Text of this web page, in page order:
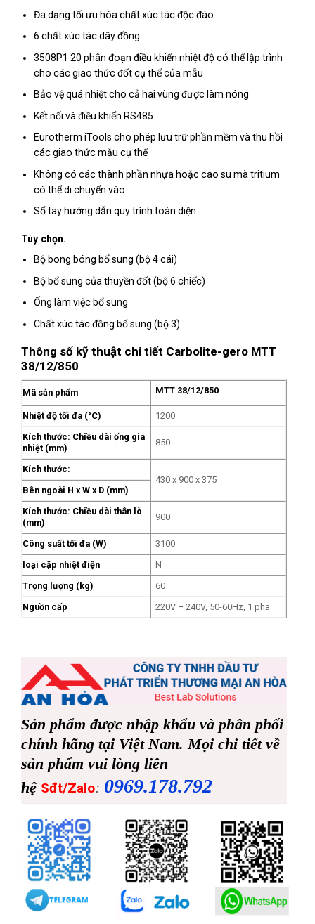
Đa dạng tối ưu hóa chất xúc tác độc đáo
6 chất xúc tác dây đồng
3508P1 20 phân đoạn điều khiển nhiệt độ có thể lập trình
cho các giao thức đốt cụ thể của mẫu
Bảo vệ quá nhiệt cho cả hai vùng được làm nóng
Kết nối và điều khiển RS485
Eurotherm iTools cho phép lưu trữ phần mềm và thu hồi
các giao thức mẫu cụ thể
Không có các thành phần nhựa hoặc cao su mà tritium
có thể di chuyển vào
Sổ tay hướng dẫn quy trình toàn diện
Tùy chọn.
Bộ bong bóng bổ sung (bộ 4 cái)
Bộ bổ sung của thuyền đốt (bộ 6 chiếc)
Ống làm việc bổ sung
Chất xúc tác đồng bổ sung (bộ 3)
Thông số kỹ thuật chi tiết Carbolite-gero MTT
38/12/850
Mã sản phẩm MTT 38/12/850
Nhiệt độ tối đa (°C)
1200
Kích thước: Chiều dài ống gia
nhiệt (mm)
850
Kích thước:
430 x 900 x 375
Bên ngoài H x W x D (mm)
Kích thước: Chiều dài thân lò
(mm)
900
Công suất tối đa (W)
3100
loại cặp nhiệt điện
N
Trọng lượng (kg)
60
Nguồn cấp
220V – 240V, 50-60Hz, 1 pha
Sản phẩm được nhập khẩu và phân phối
chính hãng tại Việt Nam. Mọi chi tiết về
sản phẩm vui lòng liên
hệ Sđt/Zalo: 0969.178.792